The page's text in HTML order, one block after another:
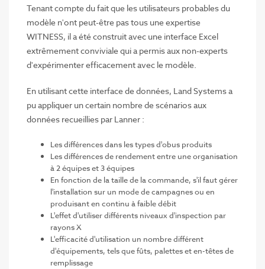
Tenant compte du fait que les utilisateurs probables du
modèle n'ont peut-être pas tous une expertise
WITNESS, il a été construit avec une interface Excel
extrêmement conviviale qui a permis aux non-experts
d'expérimenter efficacement avec le modèle.
En utilisant cette interface de données, Land Systems a
pu appliquer un certain nombre de scénarios aux
données recueillies par Lanner :
Les différences dans les types d'obus produits
Les différences de rendement entre une organisation
à 2 équipes et 3 équipes
En fonction de la taille de la commande, s'il faut gérer
l'installation sur un mode de campagnes ou en
produisant en continu à faible débit
L'effet d'utiliser différents niveaux d'inspection par
rayons X
L'efficacité d'utilisation un nombre différent
d'équipements, tels que fûts, palettes et en-têtes de
remplissage